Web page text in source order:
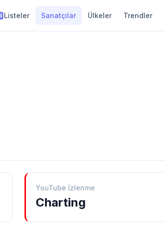
Listeler Sanatçılar Ülkeler Trendler
YouTube İzlenme
Charting